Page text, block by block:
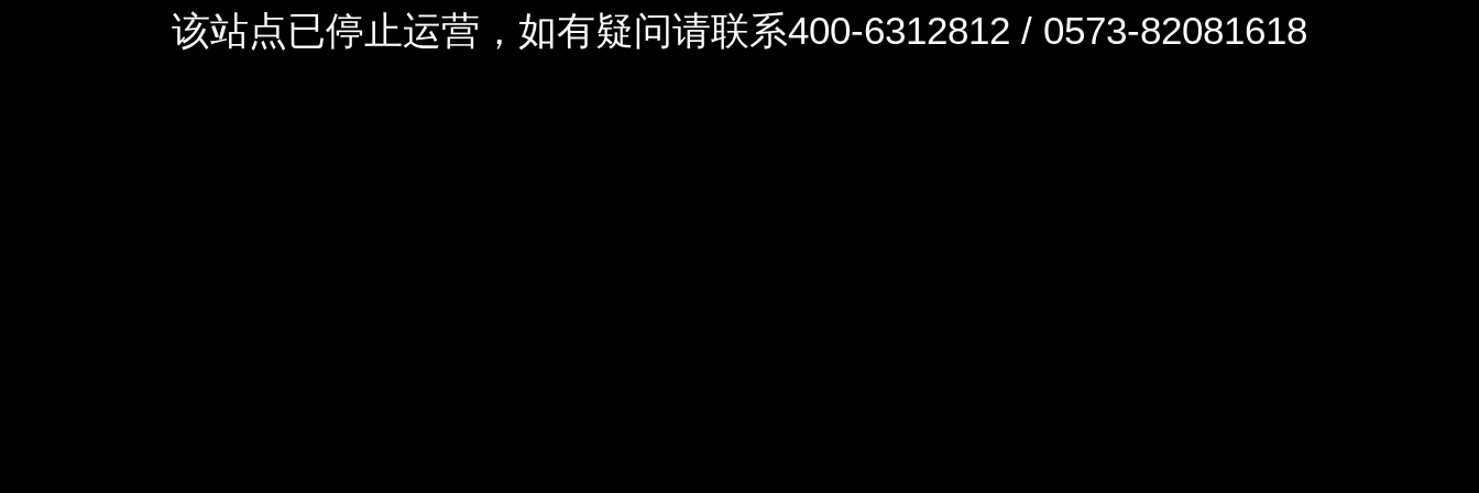
该站点已停止运营，如有疑问请联系400-6312812 / 0573-82081618